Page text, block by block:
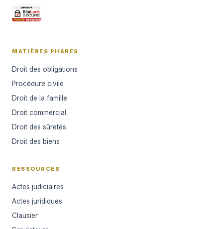
MATIÈRES PHARES
Droit des obligations
Procédure civile
Droit de la famille
Droit commercial
Droit des sûretés
Droit des biens
RESSOURCES
Actes judiciaires
Actes juridiques
Clausier